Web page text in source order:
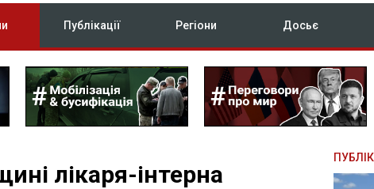
Публікації Регіони Досьє
лікаря-інтерна